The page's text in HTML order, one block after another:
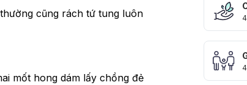
cũng rách tứ tung luôn
mốt hong dám lấy chồng đẻ
4
4